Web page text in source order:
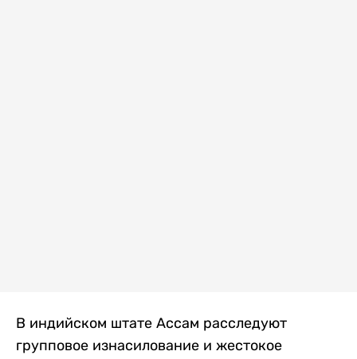
В индийском штате Ассам расследуют
групповое изнасилование и жестокое